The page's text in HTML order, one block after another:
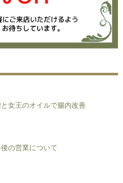
女王のオイルで腸内改善
の営業について